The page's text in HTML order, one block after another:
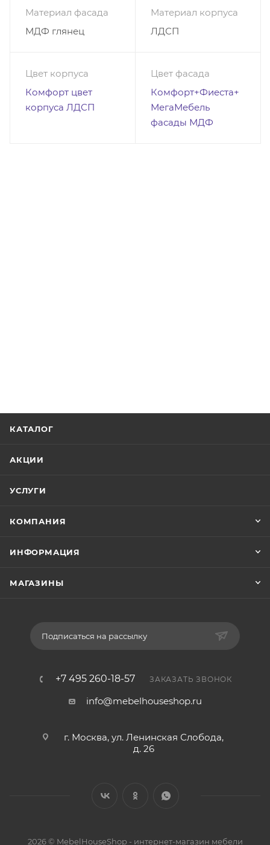
Материал фасада
МДФ глянец
Материал корпуса
ЛДСП
Цвет корпуса
Комфорт цвет
корпуса ЛДСП
Цвет фасада
Комфорт+Фиеста+
МегаМебель
фасады МДФ
КАТАЛОГ
АКЦИИ
УСЛУГИ
КОМПАНИЯ
ИНФОРМАЦИЯ
МАГАЗИНЫ
Подписаться на рассылку
+7 495 260-18-57 ЗАКАЗАТЬ ЗВОНОК
info@mebelhouseshop.ru
г. Москва, ул. Ленинская Слобода,
д. 26
2026 © MebelHouseShop - интернет-магазин мебели